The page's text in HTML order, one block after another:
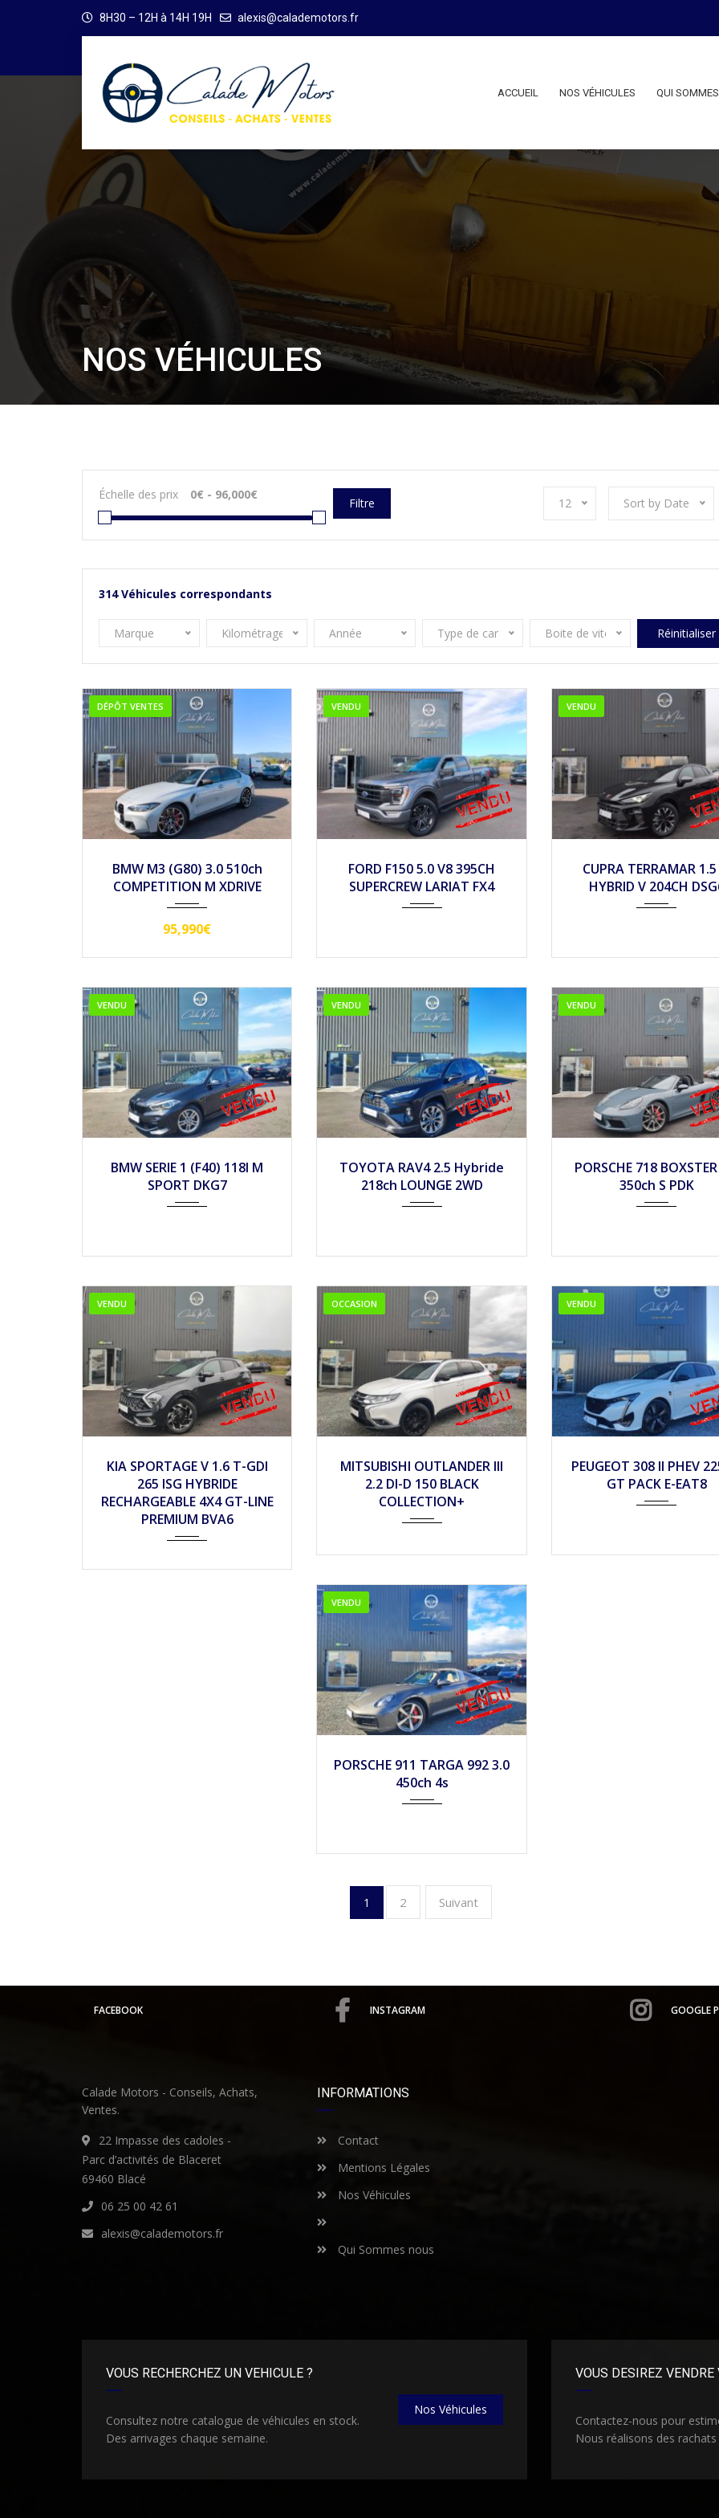
8H30 – 12H à 14H 19H alexis@calademotors.fr
ACCUEIL NOS VÉHICULES QUI
NOS VÉHICULES
Échelle des prix
Filtre 12 Sort by Date
314 Véhicules correspondants
Marque Kilométrage Année Type de carburant Boite de vitesse Réinitialiser
DÉPÔT VENTES
BMW M3 (G80) 3.0 510ch
COMPETITION M XDRIVE
95,990€
VENDU
FORD F150 5.0 V8 395CH
SUPERCREW LARIAT FX4
VENDU
CUPRA TERRAMAR 1.5
HYBRID V 204CH
VENDU
BMW SERIE 1 (F40) 118I M
SPORT DKG7
VENDU
TOYOTA RAV4 2.5 Hybride
218ch LOUNGE 2WD
VENDU
PORSCHE 718
350ch S PDK
VENDU
KIA SPORTAGE V 1.6 T-GDI
265 ISG HYBRIDE
RECHARGEABLE 4X4 GT-LINE
PREMIUM BVA6
OCCASION
MITSUBISHI OUTLANDER III
2.2 DI-D 150 BLACK
COLLECTION+
VENDU
PEUGEOT 308 II PHEV
GT PACK E-EAT8
VENDU
PORSCHE 911 TARGA 992 3.0
450ch 4s
1 2 Suivant
FACEBOOK INSTAGRAM GOOGLE
Calade Motors - Conseils, Achats,
Ventes.
22 Impasse des cadoles -
Parc d’activités de Blaceret
69460 Blacé
06 25 00 42 61
alexis@calademotors.fr
INFORMATIONS
Contact
Mentions Légales
Nos Véhicules
Qui Sommes nous
VOUS RECHERCHEZ UN VEHICULE ?
Consultez notre catalogue de véhicules en stock.
Des arrivages chaque semaine.
Nos Véhicules
VOUS DESIREZ VENDRE
Contactez-nous pour
Nous réalisons des rachats